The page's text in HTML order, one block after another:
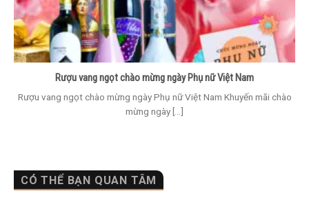
CÓ THỂ BẠN QUAN TÂM
Rượu vang ngọt chào mừng ngày Phụ nữ Việt Nam
Rượu vang ngọt chào mừng ngày Phụ nữ Việt Nam Khuyến mãi chào
mừng ngày [...]